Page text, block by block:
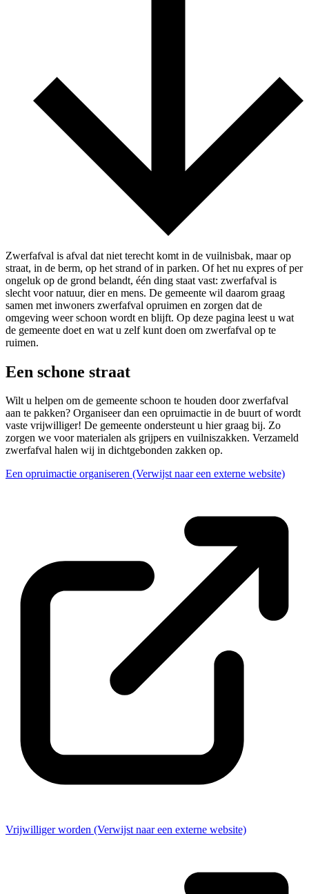
Zwerfafval is afval dat niet terecht komt in de vuilnisbak, maar op
straat, in de berm, op het strand of in parken. Of het nu expres of per
ongeluk op de grond belandt, één ding staat vast: zwerfafval is
slecht voor natuur, dier en mens. De gemeente wil daarom graag
samen met inwoners zwerfafval opruimen en zorgen dat de
omgeving weer schoon wordt en blijft. Op deze pagina leest u wat
de gemeente doet en wat u zelf kunt doen om zwerfafval op te
ruimen.
Een schone straat
Wilt u helpen om de gemeente schoon te houden door zwerfafval
aan te pakken? Organiseer dan een opruimactie in de buurt of wordt
vaste vrijwilliger! De gemeente ondersteunt u hier graag bij. Zo
zorgen we voor materialen als grijpers en vuilniszakken. Verzameld
zwerfafval halen wij in dichtgebonden zakken op.
Een opruimactie organiseren (Verwijst naar een externe website)
Vrijwilliger worden (Verwijst naar een externe website)